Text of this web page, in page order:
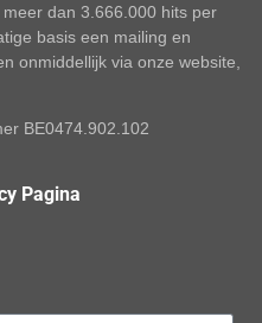
dan 3.666.000 hits per
basis een mailing en
onmiddellijk via onze website,
BE0474.902.102
Pagina